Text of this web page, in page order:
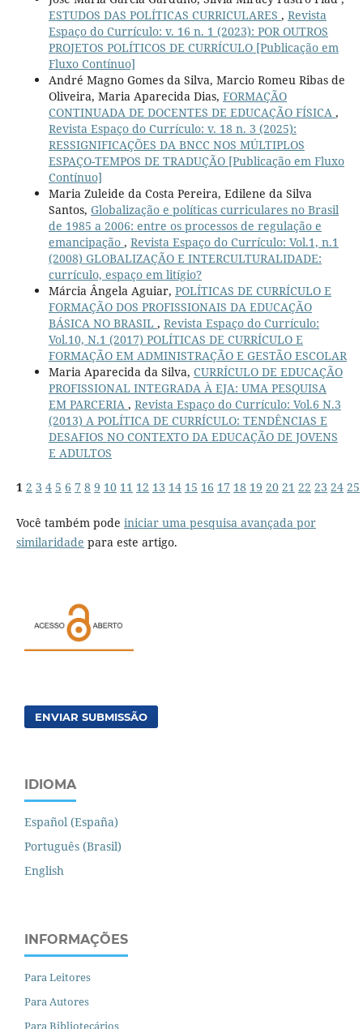
ESTUDOS DAS POLÍTICAS CURRICULARES , Revista
Espaço do Currículo: v. 16 n. 1 (2023): POR OUTROS
PROJETOS POLÍTICOS DE CURRÍCULO [Publicação em
Fluxo Contínuo]
André Magno Gomes da Silva, Marcio Romeu Ribas de
Oliveira, Maria Aparecida Dias, FORMAÇÃO
CONTINUADA DE DOCENTES DE EDUCAÇÃO FÍSICA ,
Revista Espaço do Currículo: v. 18 n. 3 (2025):
RESSIGNIFICAÇÕES DA BNCC NOS MÚLTIPLOS
ESPAÇO-TEMPOS DE TRADUÇÃO [Publicação em Fluxo
Contínuo]
Maria Zuleide da Costa Pereira, Edilene da Silva
Santos, Globalização e políticas curriculares no Brasil
de 1985 a 2006: entre os processos de regulação e
emancipação , Revista Espaço do Currículo: Vol.1, n.1
(2008) GLOBALIZAÇÃO E INTERCULTURALIDADE:
currículo, espaço em litígio?
Márcia Ângela Aguiar, POLÍTICAS DE CURRÍCULO E
FORMAÇÃO DOS PROFISSIONAIS DA EDUCAÇÃO
BÁSICA NO BRASIL , Revista Espaço do Currículo:
Vol.10, N.1 (2017) POLÍTICAS DE CURRÍCULO E
FORMAÇÃO EM ADMINISTRAÇÃO E GESTÃO ESCOLAR
Maria Aparecida da Silva, CURRÍCULO DE EDUCAÇÃO
PROFISSIONAL INTEGRADA À EJA: UMA PESQUISA
EM PARCERIA , Revista Espaço do Currículo: Vol.6 N.3
(2013) A POLÍTICA DE CURRÍCULO: TENDÊNCIAS E
DESAFIOS NO CONTEXTO DA EDUCAÇÃO DE JOVENS
E ADULTOS
1 2 3 4 5 6 7 8 9 10 11 12 13 14 15 16 17 18 19 20 21 22 23 24 25
Você também pode iniciar uma pesquisa avançada por
similaridade para este artigo.
ENVIAR SUBMISSÃO
IDIOMA
Español (España)
Português (Brasil)
English
INFORMAÇÕES
Para Leitores
Para Autores
Para Bibliotecários